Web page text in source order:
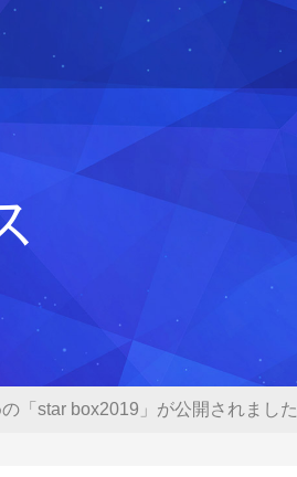
「star box2019」が公開されました